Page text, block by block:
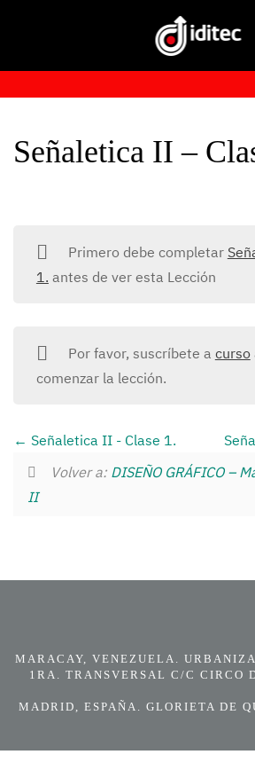
Señaletica II –
Primero debe completar
1. antes de ver esta Lección
Por favor, suscríbete a curso
comenzar la lección.
Señaletica II - Clase 1.
Volver a: DISEÑO GRÁFICO –
II
MARACAY, VENEZUELA.
1RA. TRANSVERSAL C/C CIRCO
MADRID, ESPAÑA. GLORIETA DE